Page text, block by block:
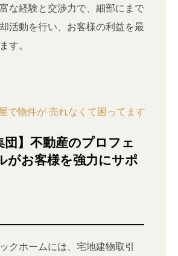
な経験と交渉力で、細部にまで
活動を行い、お客様の利益を最
す。
団】不動産のプロフェ
がお客様を強力にサポ
クホームには、宅地建物取引